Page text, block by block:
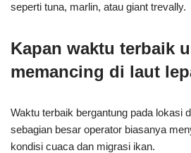
seperti tuna, marlin, atau giant trevally.
Kapan waktu terbaik
memancing di laut
Waktu terbaik bergantung pada lokasi
sebagian besar operator biasanya
kondisi cuaca dan migrasi ikan.